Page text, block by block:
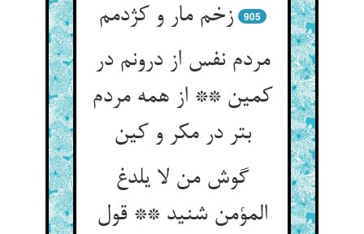
زخم مار و کژدمم‌‌
905
مردم نفس از درونم در
کمین ** از همه مردم
بتر در مکر و کین‌‌
گوش من لا یلدغ
المؤمن شنید ** قول